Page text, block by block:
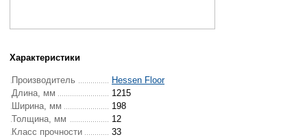
Характеристики
Производитель
Hessen Floor
Длина, мм
1215
Ширина, мм
198
Толщина, мм
12
Класс прочности
33